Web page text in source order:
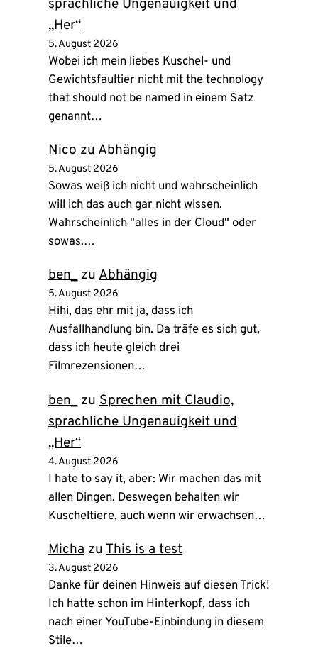
sprachliche Ungenauigkeit und
„Her“
5. August 2026
Wobei ich mein liebes Kuschel- und
Gewichtsfaultier nicht mit the technology
that should not be named in einem Satz
genannt…
Nico zu Abhängig
5. August 2026
Sowas weiß ich nicht und wahrscheinlich
will ich das auch gar nicht wissen.
Wahrscheinlich "alles in der Cloud" oder
sowas.…
ben_zu Abhängig
5. August 2026
Hihi, das ehr mit ja, dass ich
Ausfallhandlung bin. Da träfe es sich gut,
dass ich heute gleich drei
Filmrezensionen…
ben_ zu Sprechen mit Claudio,
sprachliche Ungenauigkeit und
„Her“
4. August 2026
I hate to say it, aber: Wir machen das mit
allen Dingen. Deswegen behalten wir
Kuscheltiere, auch wenn wir erwachsen…
Micha zu This is a test
3. August 2026
Danke für deinen Hinweis auf diesen Trick!
Ich hatte schon im Hinterkopf, dass ich
nach einer YouTube-Einbindung in diesem
Stile…